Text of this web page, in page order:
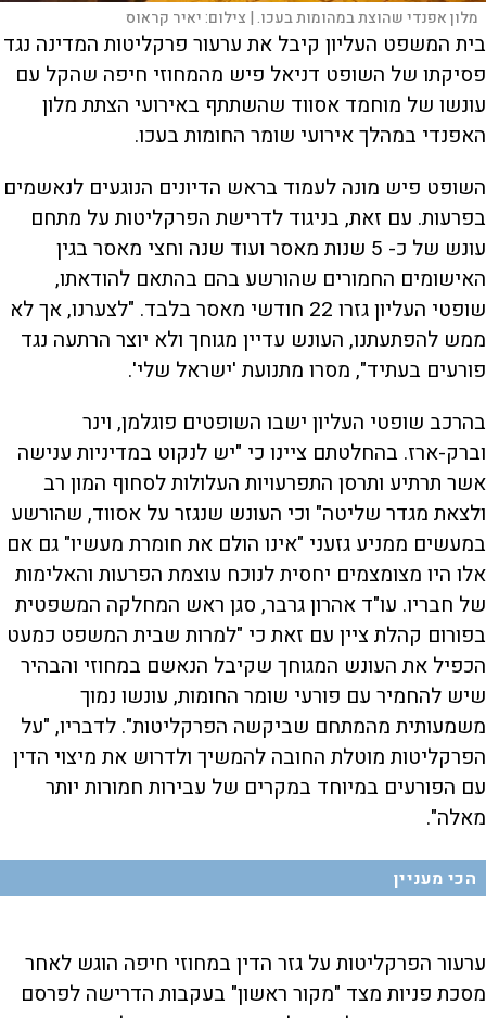
מלון אפנדי שהוצת במהומות בעכו. | צילום:יאיר קראוס
בית המשפט העליון קיבל את ערעור פרקליטות המדינה נגד
פסיקתו של השופט דניאל פיש מהמחוזי חיפה שהקל עם
עונשו של מוחמד אסווד שהשתתף באירועי הצתת מלון
האפנדי במהלך אירועי שומר החומות בעכו.
השופט פיש מונה לעמוד בראש הדיונים הנוגעים לנאשמים
בפרעות. עם זאת, בניגוד לדרישת הפרקליטות על מתחם
עונש של כ- 5 שנות מאסר ועוד שנה וחצי מאסר בגין
האישומים החמורים שהורשע בהם בהתאם להודאתו,
שופטי העליון גזרו 22 חודשי מאסר בלבד. "לצערנו, אך לא
ממש להפתעתנו, העונש עדיין מגוחך ולא יוצר הרתעה נגד
פורעים בעתיד", מסרו מתנועת 'ישראל שלי'.
בהרכב שופטי העליון ישבו השופטים פוגלמן, וינר
וברק-ארז. בהחלטתם ציינו כי "יש לנקוט במדיניות ענישה
אשר תרתיע ותרסן התפרעויות העלולות לסחוף המון רב
ולצאת מגדר שליטה" וכי העונש שנגזר על אסווד, שהורשע
במעשים ממניע גזעני "אינו הולם את חומרת מעשיו" גם אם
אלו היו מצומצמים יחסית לנוכח עוצמת הפרעות והאלימות
של חבריו. עו"ד אהרון גרבר, סגן ראש המחלקה המשפטית
בפורום קהלת ציין עם זאת כי "למרות שבית המשפט כמעט
הכפיל את העונש המגוחך שקיבל הנאשם במחוזי והבהיר
שיש להחמיר עם פורעי שומר החומות, עונשו נמוך
משמעותית מהמתחם שביקשה הפרקליטות". לדבריו, "על
הפרקליטות מוטלת החובה להמשיך ולדרוש את מיצוי הדין
עם הפורעים במיוחד במקרים של עבירות חמורות יותר
מאלה".
הכי מעניין
ערעור הפרקליטות על גזר הדין במחוזי חיפה הוגש לאחר
מסכת פניות מצד "מקור ראשון" בעקבות הדרישה לפרסם